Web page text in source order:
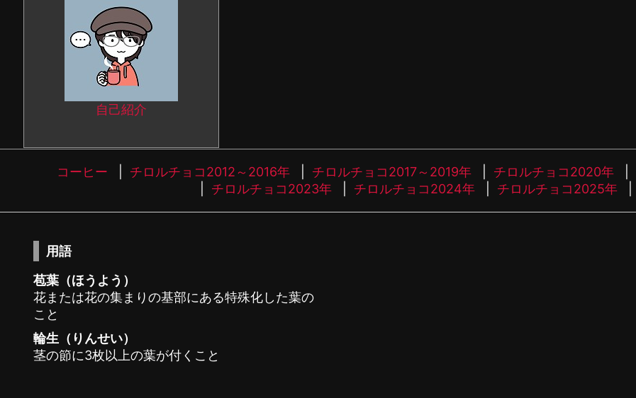
自己紹介
コーヒー チロルチョコ2012～2016年 チロルチョコ2017～2019年 チロルチョコ2020年
チロルチョコ2023年
チロルチョコ2024年 チロルチョコ2025年
用語
苞葉（ほうよう）
花または花の集まりの基部にある特殊化した葉の
こと
輪生（りんせい）
茎の節に3枚以上の葉が付くこと